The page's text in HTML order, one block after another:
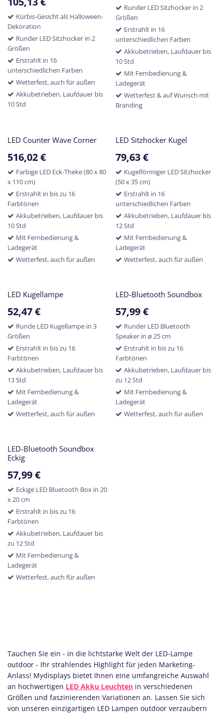
Kürbis-Gesicht als Halloween-
Dekoration
Runder LED Sitzhocker in 2
Größen
Erstrahlt in 16
unterschiedlichen Farben
Wetterfest, auch für außen
Akkubetrieben, Laufdauer bis
10 Std
Runder LED Sitzhocker in 2
Größen
Erstrahlt in 16
unterschiedlichen Farben
Akkubetrieben, Laufdauer bis
10 Std
Mit Fernbedienung &
Ladegerät
Wetterfest & auf Wunsch mit
Branding
LED Counter Wave Corner
516,02€
Farbige LED Eck-Theke (80 x 80
x 110 cm)
Erstrahlt in bis zu 16
Farbtönen
Akkubetrieben, Laufdauer bis
10 Std
Mit Fernbedienung &
Ladegerät
Wetterfest, auch für außen
LED Sitzhocker Kugel
79,63€
Kugelförmiger LED Sitzhocker
(50 x 35 cm)
Erstrahlt in 16
unterschiedlichen Farben
Akkubetrieben, Laufdauer bis
12 Std
Mit Fernbedienung &
Ladegerät
Wetterfest, auch für außen
LED Kugellampe
52,47€
Runde LED Kugellampe in 3
Größen
Erstrahlt in bis zu 16
Farbtönen
Akkubetrieben, Laufdauer bis
13 Std
Mit Fernbedienung &
Ladegerät
Wetterfest, auch für außen
LED-Bluetooth Soundbox
57,99€
Runder LED Bluetooth
Speaker in ø 25 cm
Erstrahlt in bis zu 16
Farbtönen
Akkubetrieben, Laufdauer bis
zu 12 Std
Mit Fernbedienung &
Ladegerät
Wetterfest, auch für außen
LED-Bluetooth Soundbox
Eckig
57,99€
Eckige LED Bluetooth Box in 20
x 20 cm
Erstrahlt in bis zu 16
Farbtönen
Akkubetrieben, Laufdauer bis
zu 12 Std
Mit Fernbedienung &
Ladegerät
Wetterfest, auch für außen
Tauchen Sie ein - in die lichtstarke Welt der LED-Lampe
outdoor - Ihr strahlendes Highlight für jeden Marketing-
Anlass! Mydisplays bietet Ihnen eine umfangreiche Auswahl
an hochwertigen LED Akku Leuchten in verschiedenen
Größen und faszinierenden Variationen an. Lassen Sie sich
von unseren einzigartigen LED Lampen outdoor verzaubern